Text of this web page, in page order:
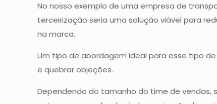
No nosso exemplo de uma empresa de
terceirização seria uma solução viável para
na marca.
Um tipo de abordagem ideal para esse tipo
e quebrar objeções.
Dependendo do tamanho do time de vendas,